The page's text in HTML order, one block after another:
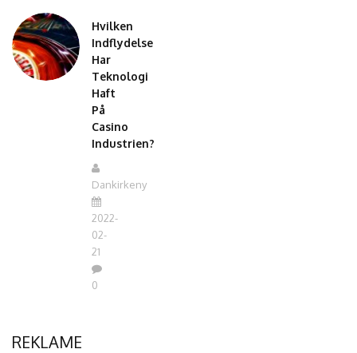
Hvilken
Indflydelse
Har
Teknologi
Haft
På
Casino
Industrien?
Dankirkeny
2022-
02-
21
0
REKLAME